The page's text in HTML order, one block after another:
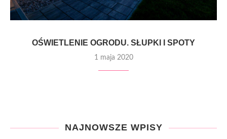
OŚWIETLENIE OGRODU. SŁUPKI I SPOTY
1 maja 2020
NAJNOWSZE WPISY